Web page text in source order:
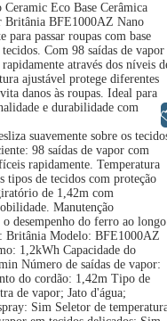
Eco Base Cerâmica
Britânia BFE1000AZ Nano
para passar roupas com base
Com 98 saídas de vapor
através dos níveis
ajustável protege diferentes
danos às roupas. Ideal para
e durabilidade com
suavemente sobre os
98 saídas de vapor com
rapidamente. Temperatura
tipos de tecidos com proteção
de 1,42m com
Manutenção
desempenho do ferro ao longo
Britânia Modelo: BFE1000AZ
1,2kWh Capacidade do
Número de saídas de vapor:
do cordão: 1,42m Tipo de
de vapor; Jato d'água;
Sim Seletor de
Libras